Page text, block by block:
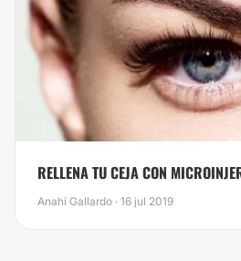
RELLENA TU CEJA CON
Anahí Gallardo · 16 jul 2019